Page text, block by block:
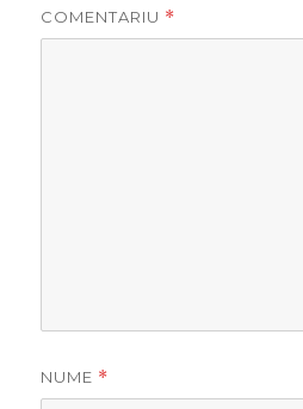
COMENTARIU *
NUME *